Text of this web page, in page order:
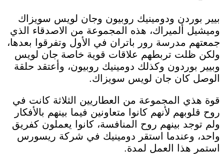
بيير بوردن ودومينيك روبيون وجان لويس سويزاك
وميشيل ألميراك، هذه المجموعة من الاصدقاء الذي
جمعتهم مدرسة رور باتران في الأول وتفرقوا بعدها،
ولكن ظلت تربطهم علاقات قوية خاصة جان لويس
وبيير بوردون وكذلك دومينيك روبيون، وأعتقد حلقة
الوصل كان جان لويس سويزاك.
قوة هذي المجموعة من العطاريين الثلاثة كانت في
روح قلوبهم لأنهم كانوا متعاونين فيما بينهم بالأفكار
ولم توجد بينهم روح المنافسة، كانوا يعملون كفريق
واحد، وعندما استقر دومينيك في شركة ريسورس
استمر هذا العمل لمدة.